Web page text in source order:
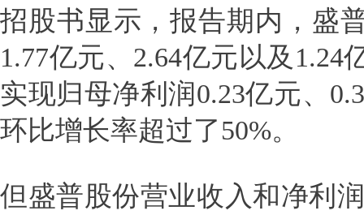
招股书显示，报告期内，盛
1.77亿元、2.64亿元以及
实现归母净利润0.23亿元、
环比增长率超过了50%。
但盛普股份营业收入和净利